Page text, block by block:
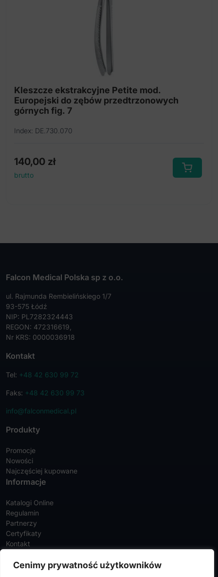
Cenimy prywatność użytkowników
Kleszcze ekstrakcyjne Petite mod.
Europejski do zębów przedtrzonowych
górnych fig. 7
Index: DE.730.070
140,00 zł
brutto
Falcon Medical Polska sp z o.o.
ul. Rajmunda Rembielińskiego 1/7
93-575 Łódź
NIP: PL7282324443
REGON: 472316619,
Nr KRS: 0000036918
Kontakt
Tel: +48 42 630 99 72
Faks: +48 42 630 99 73
info@falconmedical.pl
Produkty
Promocje
Nowości
Najczęściej kupowane
Informacje
Katalogi Online
Regulamin
Partnerzy
Certyfikaty
Kontakt